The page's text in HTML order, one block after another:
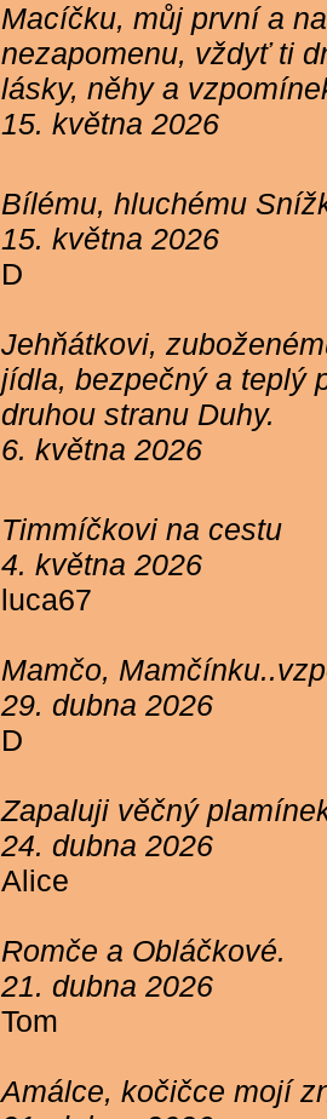
Macíčku, můj první a
nezapomenu, vždyť ti
lásky, něhy a
15. května 2026
Bílému, hluchému
15. května 2026
D
Jehňátkovi,
jídla, bezpečný a teplý
druhou stranu Duhy.
6. května 2026
Timmíčkovi na cestu
4. května 2026
luca67
Mamčo,
29. dubna 2026
D
Zapaluji věčný
24. dubna 2026
Alice
Romče a Obláčkové.
21. dubna 2026
Tom
Amálce, kočičce mojí